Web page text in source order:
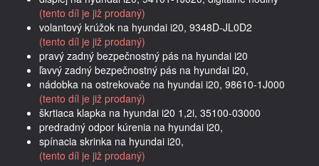
(tento díl je již prodaný)
volantový krúžok na hyundai i20, 9348D-JL0D2
(tento díl je již prodaný)
pravý zadný bezpečnostný pás na hyundai i20
ľavvý zadný bezpečnostný pás na hyundai i20,
nádobka na ostrekovače na hyundai i20, 98610-1J000
(tento díl je již prodaný)
škrtiaca klapka na hyundai i20 1,2i, 35100-03000
predradný odpor kúrenia na hyundai i20,
spínacia skrinka na hyundai i20,
(tento díl je již prodaný)